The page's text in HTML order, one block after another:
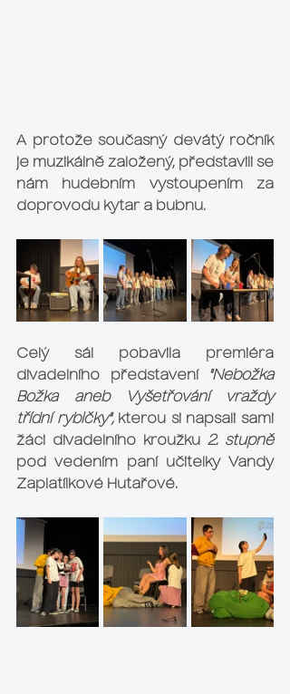
A protože současný devátý ročník
je muzikálně založený, představili se
nám hudebním vystoupením za
doprovodu kytar a bubnu.
Celý sál pobavila premiéra
divadelního představení
"Nebožka
Božka aneb Vyšetřování vraždy
třídní rybičky", kterou si napsali sami
žáci divadelního kroužku 2. stupně
pod vedením paní učitelky Vandy
Zaplatílkové Hutařové.